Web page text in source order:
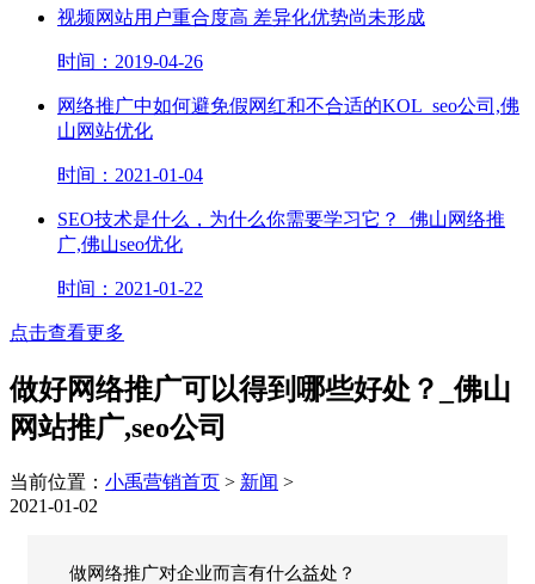
视频网站用户重合度高 差异化优势尚未形成
时间：2019-04-26
网络推广​中如何避免假网红和不合适的KOL_seo公司,佛
山网站优化
时间：2021-01-04
SEO技术是什么，为什么你需要学习它？_佛山网络推
广,佛山seo优化
时间：2021-01-22
点击查看更多
做好网络推广可以得到哪些好处？_佛山
网站推广,seo公司
当前位置： 小禹营销首页 > 新闻 >
2021-01-02
做网络推广对企业而言有什么益处？